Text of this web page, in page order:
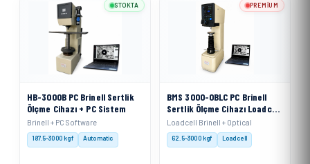
HB-3000B PC Brinell Sertlik
Ölçme Cihazı + PC Sistem
Brinell + PC Software
187.5–3000 kgf Automatic
STOKTA
BMS 3000-OBLC PC Brinell
Sertlik Ölçme Cihazı Loadcell
Sistemli + PC
Loadcell Brinell + Optical
62.5–3000 kgf Loadcell
PREMIUM